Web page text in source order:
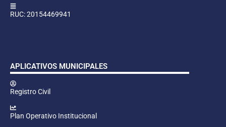
RUC: 20154469941
APLICATIVOS MUNICIPALES
Registro Civil
Plan Operativo Institucional